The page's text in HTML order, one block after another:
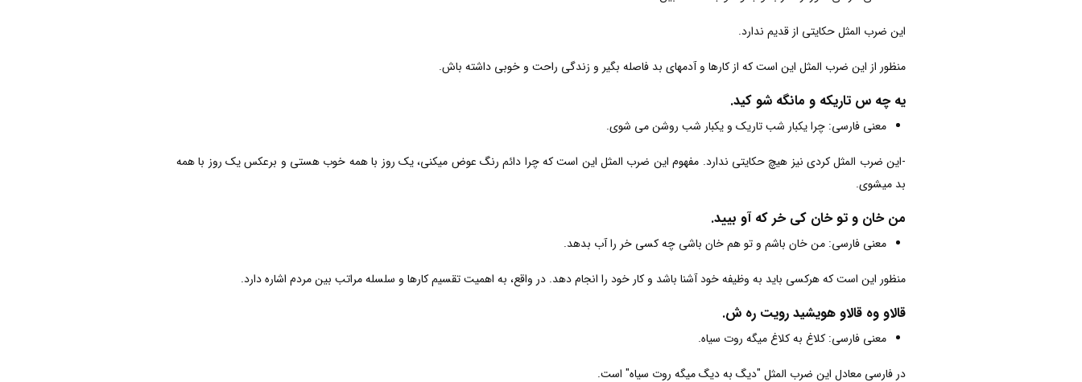
این ضرب المثل حکایتی از قدیم ندارد.
منظور از این ضرب المثل این است که از کارها و آدمهای بد فاصله بگیر و زندگی راحت و خوبی داشته باش.
یه چه س تاریکه و مانگه شو کید.
معنی فارسی: چرا یکبار شب تاریک و یکبار شب روشن می شوی.
-این ضرب المثل کردی نیز هیچ حکایتی ندارد. مفهوم این ضرب المثل این است که چرا دائم رنگ عوض میکنی، یک روز با همه خوب هستی و برعکس یک روز با همه
بد میشوی.
من خان و تو خان کی خر که آو بیید.
معنی فارسی: من خان باشم و تو هم خان باشی چه کسی خر را آب بدهد.
منظور این است که هرکسی باید به وظیفه خود آشنا باشد و کار خود را انجام دهد. در واقع، به اهمیت تقسیم کارها و سلسله مراتب بین مردم اشاره دارد.
قالاو وه قالاو هویشید رویت ره ش.
معنی فارسی: کلاغ به کلاغ میگه روت سیاه.
در فارسی معادل این ضرب المثل "دیگ به دیگ میگه روت سیاه" است.